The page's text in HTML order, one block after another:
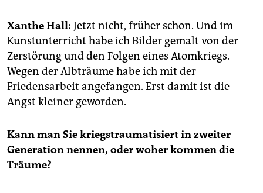
epaper login
Xanthe Hall: Jetzt nicht, früher schon. Und im
Kunstunterricht habe ich Bilder gemalt von der
Zerstörung und den Folgen eines Atomkriegs.
Wegen der Albträume habe ich mit der
Friedensarbeit angefangen. Erst damit ist die
Angst kleiner geworden.
Kann man Sie kriegstraumatisiert in zweiter
Generation nennen, oder woher kommen die
Träume?